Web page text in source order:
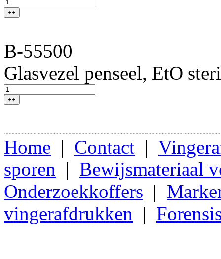
++
B-55500
Glasvezel penseel, EtO
++
Home | Contact |
sporen | Bewijsmateriaal
Onderzoekkoffers |
vingerafdrukken |